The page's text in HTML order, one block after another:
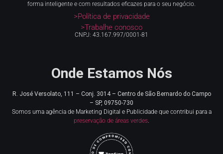
forma inteligente e com resultados eficazes para o seu negócio.
>Política de privacidade
>Trabalhe conosco
CNPJ: 43.167.997/0001-81
Onde Estamos Nós
R. José Versolato, 111 – Conj. 3014 – Centro de São Bernardo do Campo
– SP, 09750-730
Somos uma agência de Marketing Digital e Publicidade que contribui para a
preservação de áreas verdes.